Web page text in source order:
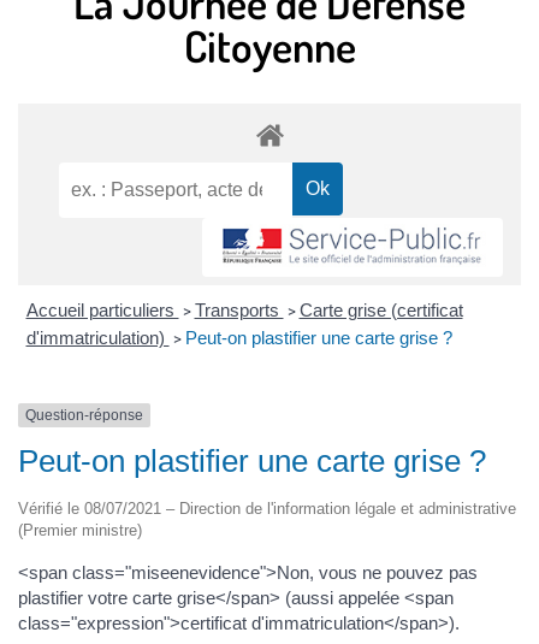
Citoyenne
Accueil particuliers > Transports > Carte grise (certificat
d'immatriculation) > Peut-on plastifier une carte grise ?
Question-réponse
Peut-on plastifier une carte grise ?
Vérifié le 08/07/2021 – Direction de l'information légale et administrative
(Premier ministre)
<span class="miseenevidence">Non, vous ne pouvez pas
plastifier votre carte grise</span> (aussi appelée <span
class="expression">certificat d'immatriculation</span>).